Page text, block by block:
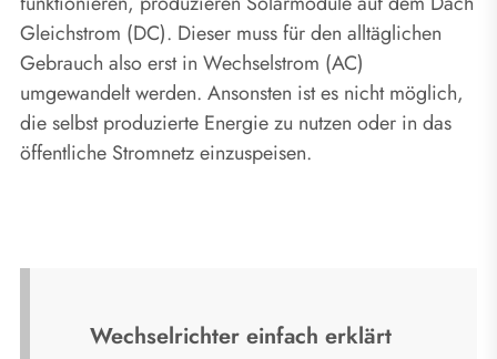
Gleichstrom (DC). Dieser muss für den alltäglichen
Gebrauch also erst in Wechselstrom (AC)
umgewandelt werden. Ansonsten ist es nicht möglich,
die selbst produzierte Energie zu nutzen oder in das
öffentliche Stromnetz einzuspeisen.
Wechselrichter einfach erklärt